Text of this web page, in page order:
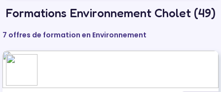
Formations Environnement Cholet (49)
7 offres de formation en Environnement